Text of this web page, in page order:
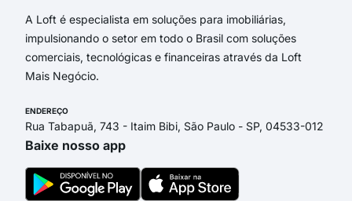
A Loft é especialista em soluções para imobiliárias,
impulsionando o setor em todo o Brasil com soluções
comerciais, tecnológicas e financeiras através da Loft
Mais Negócio.
ENDEREÇO
Rua Tabapuã, 743 - Itaim Bibi, São Paulo - SP, 04533-012
Baixe nosso app